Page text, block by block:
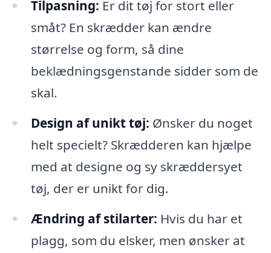
Tilpasning: Er dit tøj for stort eller
småt? En skrædder kan ændre
størrelse og form, så dine
beklædningsgenstande sidder som de
skal.
Design af unikt tøj: Ønsker du noget
helt specielt? Skrædderen kan hjælpe
med at designe og sy skræddersyet
tøj, der er unikt for dig.
Ændring af stilarter: Hvis du har et
plagg, som du elsker, men ønsker at